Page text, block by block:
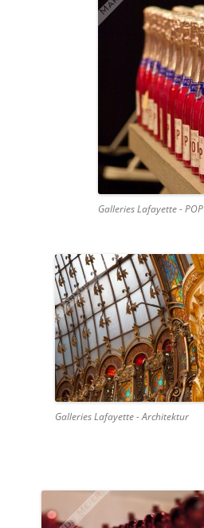
Galleries Lafayette - POP
Galleries Lafayette - Architektur